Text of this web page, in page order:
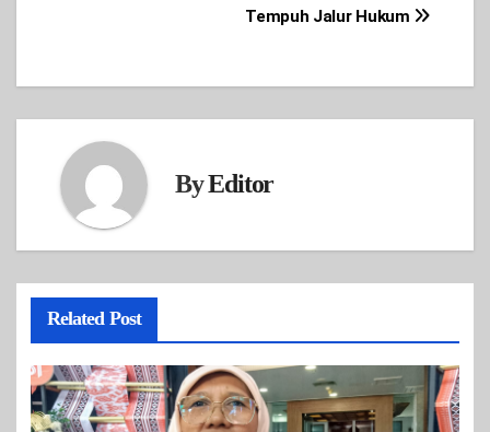
Tempuh Jalur Hukum
ByEditor
Related Post